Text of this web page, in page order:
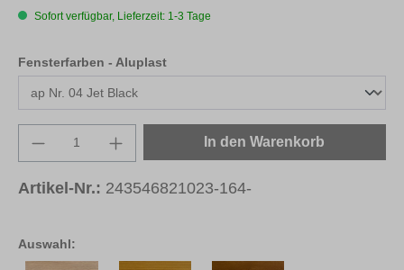
Auswahl:
Sofort verfügbar, Lieferzeit: 1-3 Tage
Fensterfarben - Aluplastauswählen
Produkt Anzahl: Gib den gewünschten
In den Warenkorb
Artikel-Nr.: 243546821023-164-